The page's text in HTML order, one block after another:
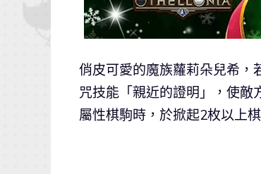
俏皮可愛的魔族蘿莉朵兒希，
咒技能「親近的證明」，使
屬性棋駒時，於掀起2枚以上